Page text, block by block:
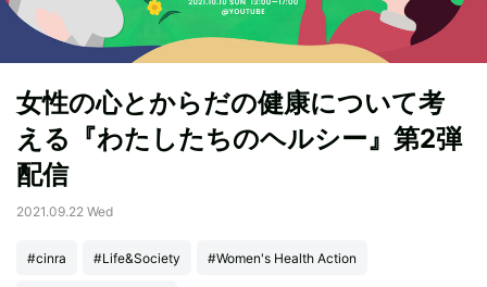
女性の心とからだの健康について考
える『わたしたちのヘルシー』第2弾
配信
2021.09.22 Wed
#cinra #Life&Society #Women's Health Action